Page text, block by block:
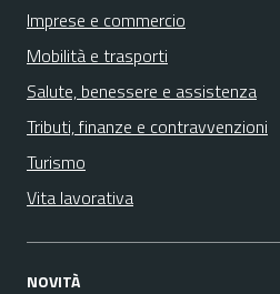
Imprese e commercio
Mobilità e trasporti
Salute, benessere e assistenza
Tributi, finanze e contravvenzioni
Turismo
Vita lavorativa
NOVITÀ